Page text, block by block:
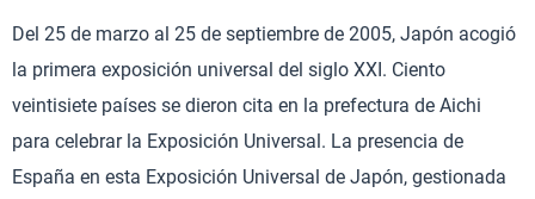
Del 25 de marzo al 25 de septiembre de 2005, Japón acogió
la primera exposición universal del siglo XXI. Ciento
veintisiete países se dieron cita en la prefectura de Aichi
para celebrar la Exposición Universal. La presencia de
España en esta Exposición Universal de Japón, gestionada